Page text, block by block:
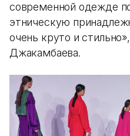
современной одежде
этническую
очень круто и
Джакамбаева.